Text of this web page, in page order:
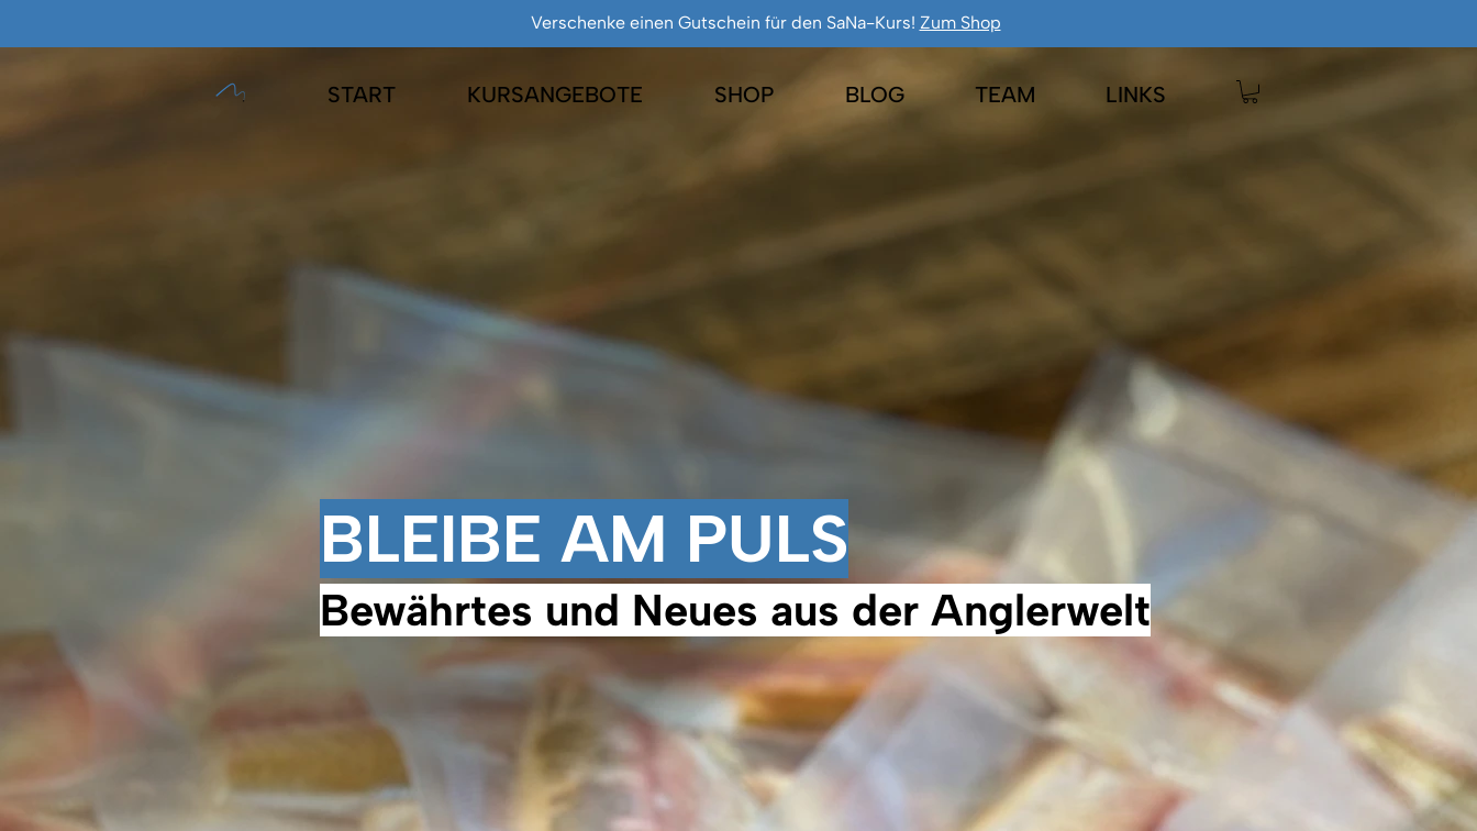
Verschenke einen Gutschein für den SaNa-Kurs! Zum Shop
START KURSANGEBOTE SHOP BLOG TEAM LINKS
BLEIBE AM PULS
Bewährtes und Neues aus der Anglerwelt